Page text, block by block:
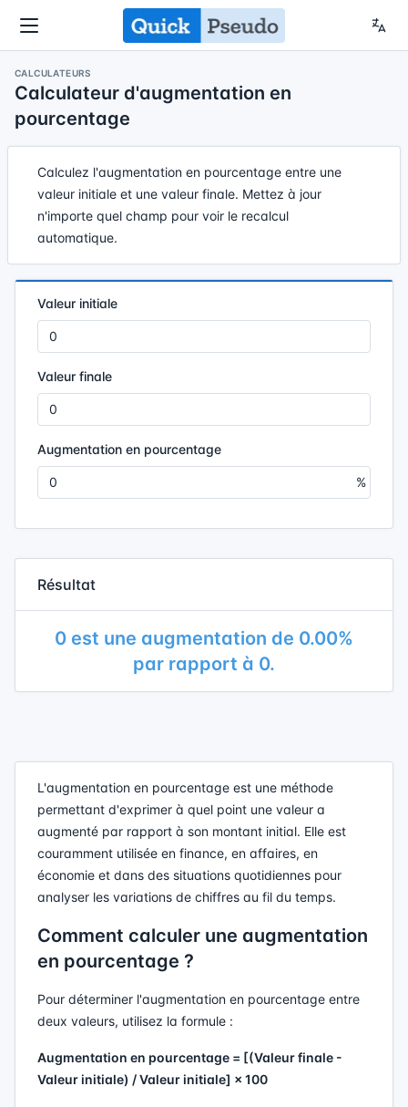
CALCULATEURS
Calculateur d'augmentation en
pourcentage
Calculez l'augmentation en pourcentage entre une
valeur initiale et une valeur finale. Mettez à jour
n'importe quel champ pour voir le recalcul
automatique.
Valeur initiale
Valeur finale
Augmentation en pourcentage
Résultat
0 est une augmentation de 0.00%
par rapport à 0.
L'augmentation en pourcentage est une méthode
permettant d'exprimer à quel point une valeur a
augmenté par rapport à son montant initial. Elle est
couramment utilisée en finance, en affaires, en
économie et dans des situations quotidiennes pour
analyser les variations de chiffres au fil du temps.
Comment calculer une augmentation
en pourcentage ?
Pour déterminer l'augmentation en pourcentage entre
deux valeurs, utilisez la formule :
Augmentation en pourcentage = [(Valeur finale -
Valeur initiale) / Valeur initiale] × 100